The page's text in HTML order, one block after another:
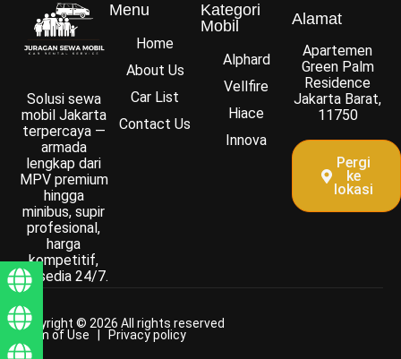
Solusi sewa
mobil Jakarta
terpercaya —
armada
lengkap dari
MPV premium
hingga
minibus, supir
profesional,
harga
kompetitif,
tersedia 24/7.
Menu
Home
About Us
Car List
Contact Us
Kategori
Mobil
Alphard
Vellfire
Hiace
Innova
Alamat
Apartemen
Green Palm
Residence
Jakarta Barat,
11750
Pergi
ke
lokasi
Copyright © 2026 All rights reserved
Term of Use | Privacy policy